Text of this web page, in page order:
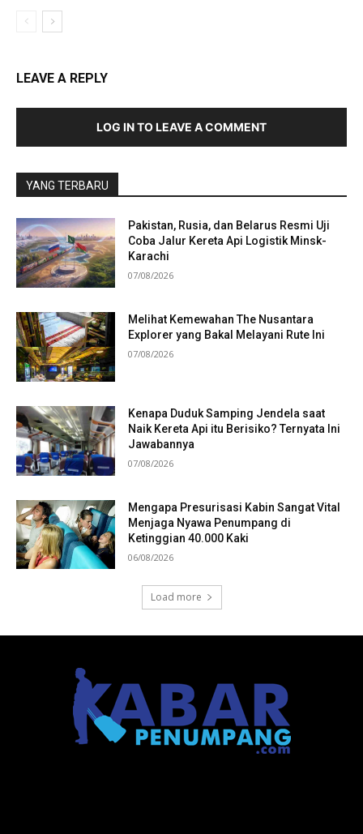
LEAVE A REPLY
LOG IN TO LEAVE A COMMENT
YANG TERBARU
Pakistan, Rusia, dan Belarus Resmi Uji
Coba Jalur Kereta Api Logistik Minsk-
Karachi
07/08/2026
Melihat Kemewahan The Nusantara
Explorer yang Bakal Melayani Rute Ini
07/08/2026
Kenapa Duduk Samping Jendela saat
Naik Kereta Api itu Berisiko? Ternyata Ini
Jawabannya
07/08/2026
Mengapa Presurisasi Kabin Sangat Vital
Menjaga Nyawa Penumpang di
Ketinggian 40.000 Kaki
06/08/2026
Load more